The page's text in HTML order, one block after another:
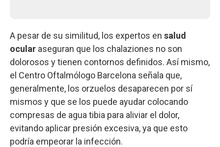
A pesar de su similitud, los expertos en salud
ocular aseguran que los chalaziones no son
dolorosos y tienen contornos definidos. Así mismo,
el Centro Oftalmólogo Barcelona señala que,
generalmente, los orzuelos desaparecen por sí
mismos y que se los puede ayudar colocando
compresas de agua tibia para aliviar el dolor,
evitando aplicar presión excesiva, ya que esto
podría empeorar la infección.